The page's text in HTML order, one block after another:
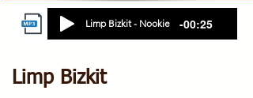
Limp Bizkit - Nookie -00:25
Limp Bizkit